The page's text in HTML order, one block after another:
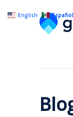
English Español